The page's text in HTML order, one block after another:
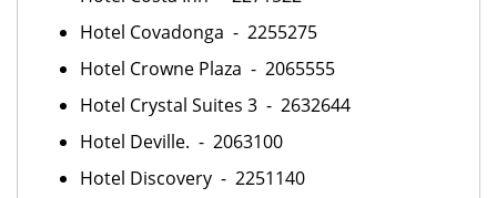
Hotel Covadonga - 2255275
Hotel Crowne Plaza - 2065555
Hotel Crystal Suites 3 - 2632644
Hotel Deville. - 2063100
Hotel Discovery - 2251140